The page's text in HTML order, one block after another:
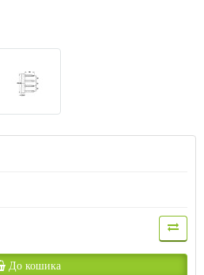
До кошика